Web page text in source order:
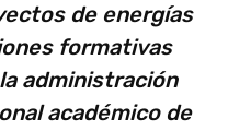
de energías
formativas
administración
académico de